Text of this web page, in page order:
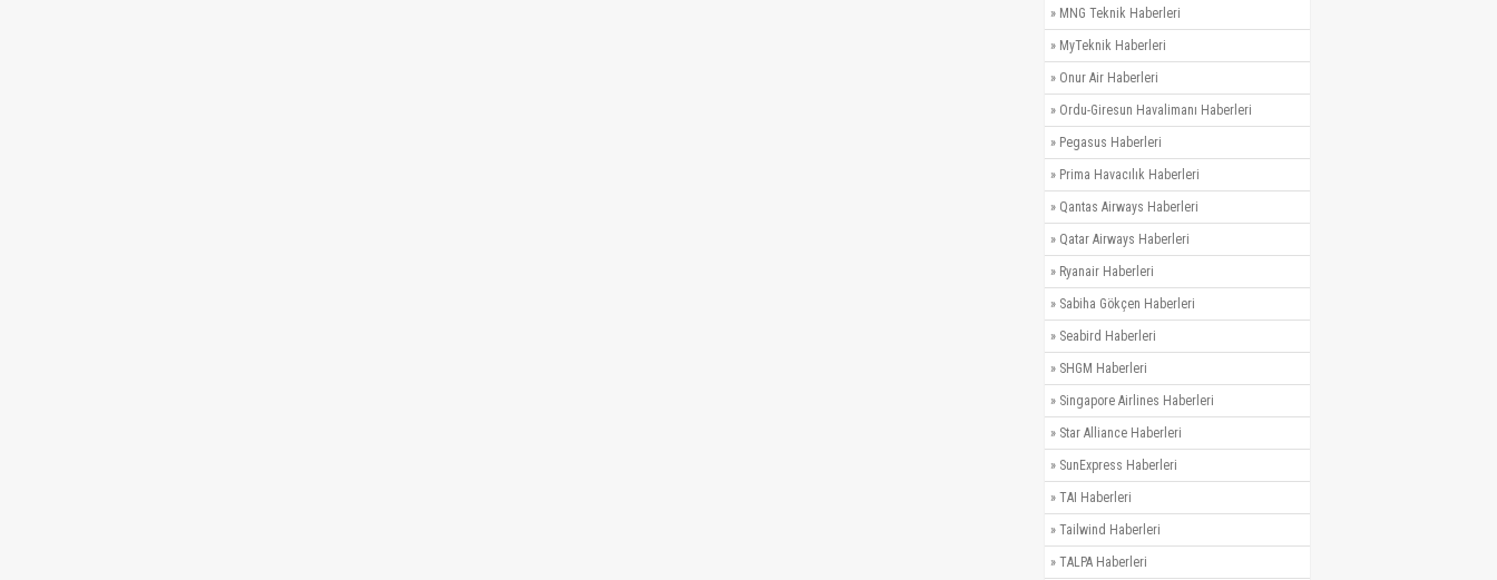
» MNG Teknik Haberleri
» MyTeknik Haberleri
» Onur Air Haberleri
» Ordu-Giresun Havalimanı Haberleri
» Pegasus Haberleri
» Prima Havacılık Haberleri
» Qantas Airways Haberleri
» Qatar Airways Haberleri
» Ryanair Haberleri
» Sabiha Gökçen Haberleri
» Seabird Haberleri
» SHGM Haberleri
» Singapore Airlines Haberleri
» Star Alliance Haberleri
» SunExpress Haberleri
» TAI Haberleri
» Tailwind Haberleri
» TALPA Haberleri